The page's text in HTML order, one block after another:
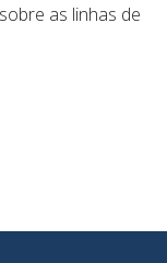
as linhas de